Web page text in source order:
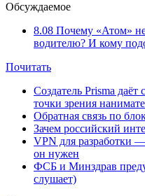
Обсуждаемое
8.08 Почему «Атом»
водителю? И кому
Почитать
Создатель Prisma
точки зрения
Обратная связь по
Зачем российский
VPN для разработки
он нужен
ФСБ и Минздрав
слушает)